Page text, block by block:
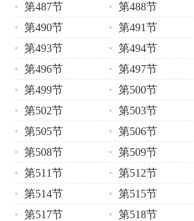
第487节
第488节
第490节
第491节
第493节
第494节
第496节
第497节
第499节
第500节
第502节
第503节
第505节
第506节
第508节
第509节
第511节
第512节
第514节
第515节
第517节
第518节